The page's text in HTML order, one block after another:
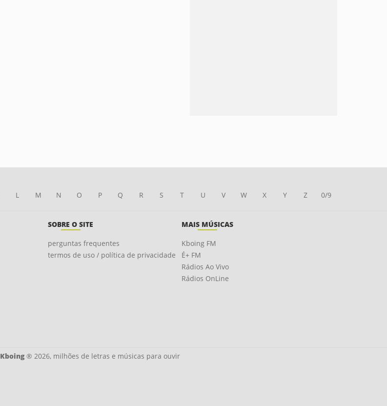
L M N O P Q R S T U V W X Y Z 0/9
SOBRE O SITE
perguntas frequentes
termos de uso / política de privacidade
MAIS MÚSICAS
Kboing FM
É+ FM
Rádios Ao Vivo
Rádios OnLine
Kboing® 2026, milhões de letras e músicas para ouvir